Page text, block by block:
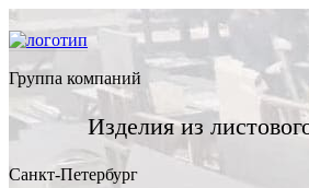
Группа компаний
Изделия из
Санкт-Петербург